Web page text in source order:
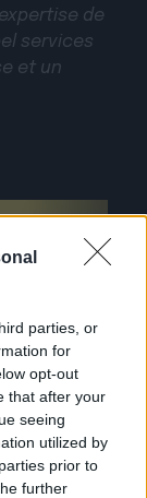
parties, or
for
opt-out
that after your
seeing
utilized by
prior to
further
de
services
et un